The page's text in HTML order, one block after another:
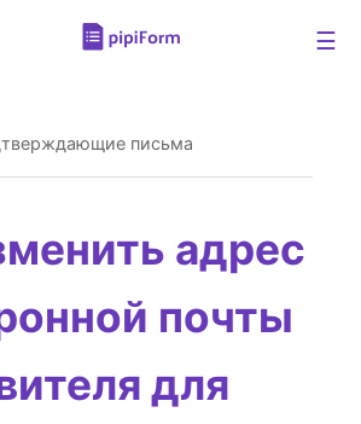
☰
письма
адрес
почты
для